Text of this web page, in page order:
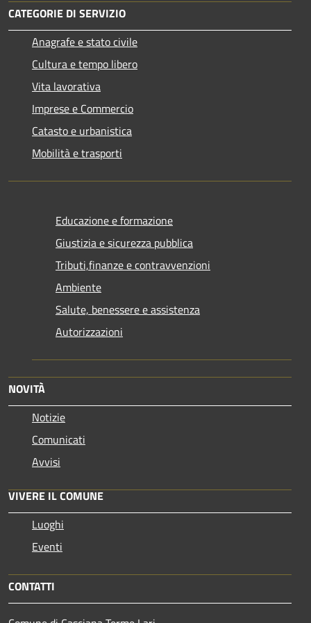
CATEGORIE DI SERVIZIO
Anagrafe e stato civile
Cultura e tempo libero
Vita lavorativa
Imprese e Commercio
Catasto e urbanistica
Mobilità e trasporti
Educazione e formazione
Giustizia e sicurezza pubblica
Tributi,finanze e contravvenzioni
Ambiente
Salute, benessere e assistenza
Autorizzazioni
NOVITÀ
Notizie
Comunicati
Avvisi
VIVERE IL COMUNE
Luoghi
Eventi
CONTATTI